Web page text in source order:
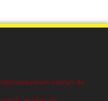
marlen.de